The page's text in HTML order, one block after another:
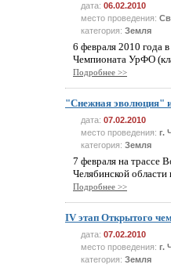
дата: 06.02.2010
место проведения:
категория: Земля
6 февраля 2010 года
Чемпионата УрФО
Подробнее >>
"Снежная эволюция"
дата: 07.02.2010
место проведения: г.
категория: Земля
7 февраля на трассе
Челябинской
Подробнее >>
IV этап Открытого
дата: 07.02.2010
место проведения: г.
категория: Земля